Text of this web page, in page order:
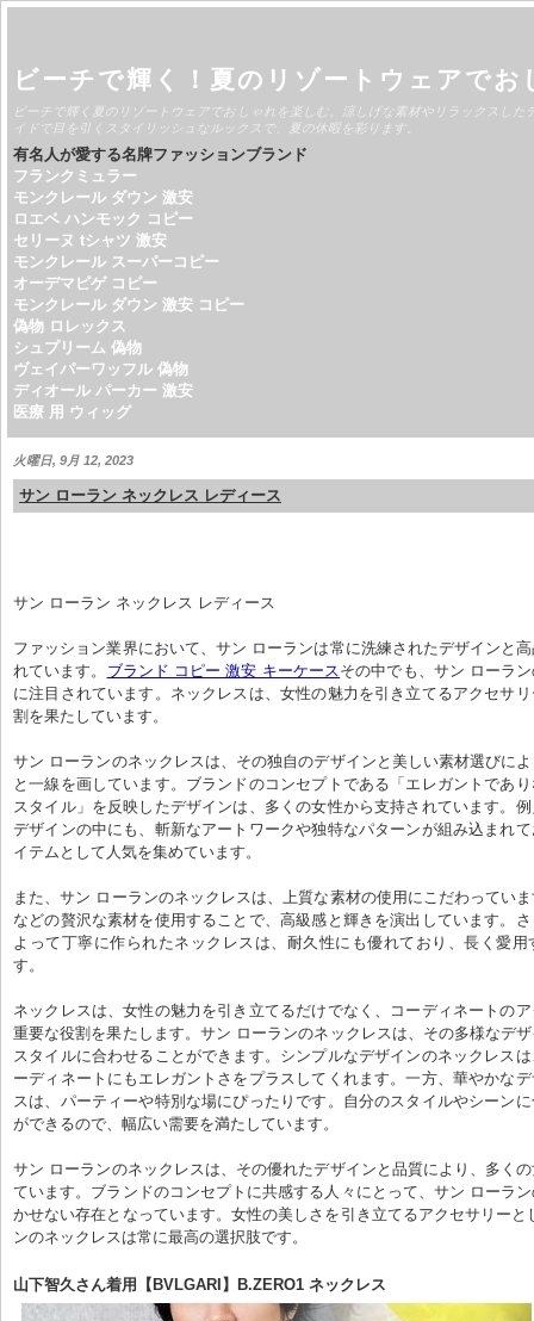
ビーチで輝く！夏のリゾートウェアでお
ビーチで輝く夏のリゾートウェアでおしゃれを楽しむ。涼しげな素材やリラックスし
イドで目を引くスタイリッシュなルックスで、夏の休暇を彩ります。
有名人が愛する名牌ファッションブランド
フランクミュラー
モンクレール ダウン 激安
ロエベ ハンモック コピー
セリーヌ tシャツ 激安
モンクレール スーパーコピー
オーデマピゲ コピー
モンクレール ダウン 激安 コピー
偽物 ロレックス
シュプリーム 偽物
ヴェイパーワッフル 偽物
ディオール パーカー 激安
医療 用 ウィッグ
火曜日, 9月 12, 2023
サン ローラン ネックレス レディース
サン ローラン ネックレス レディース
ファッション業界において、サン ローランは常に洗練されたデザインと
れています。 ブランド コピー 激安 キーケースその中でも、サン ローラ
に注目されています。ネックレスは、女性の魅力を引き立てるアクセサ
割を果たしています。
サン ローランのネックレスは、その独自のデザインと美しい素材選びに
と一線を画しています。ブランドのコンセプトである「エレガントであ
スタイル」を反映したデザインは、多くの女性から支持されています。
デザインの中にも、斬新なアートワークや独特なパターンが組み込まれ
イテムとして人気を集めています。
また、サン ローランのネックレスは、上質な素材の使用にこだわってい
などの贅沢な素材を使用することで、高級感と輝きを演出しています。
よって丁寧に作られたネックレスは、耐久性にも優れており、長く愛用
す。
ネックレスは、女性の魅力を引き立てるだけでなく、コーディネートの
重要な役割を果たします。サン ローランのネックレスは、その多様なデ
スタイルに合わせることができます。シンプルなデザインのネックレス
ーディネートにもエレガントさをプラスしてくれます。一方、華やかな
スは、パーティーや特別な場にぴったりです。自分のスタイルやシーン
ができるので、幅広い需要を満たしています。
サン ローランのネックレスは、その優れたデザインと品質により、多く
ています。ブランドのコンセプトに共感する人々にとって、サン ローラ
かせない存在となっています。女性の美しさを引き立てるアクセサリーと
ンのネックレスは常に最高の選択肢です。
山下智久さん着用【BVLGARI】B.ZERO1 ネックレス